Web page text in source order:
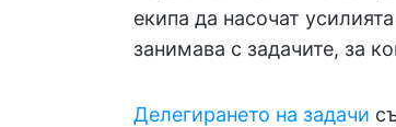
екипа да насочат
занимава с задачите, за
Делегирането на задачи